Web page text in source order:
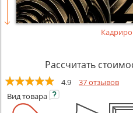
Рассчитать
4.9
37 отзывов
Видтовара